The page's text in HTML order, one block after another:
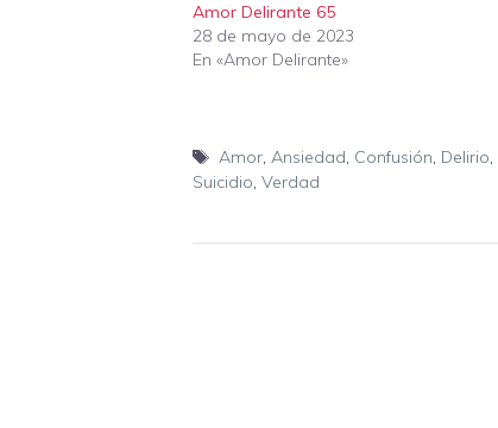
Amor Delirante 65
28 de mayo de 2023
En «Amor Delirante»
Etiquetas
Amor, Ansiedad, Confusión, Delirio,
Suicidio, Verdad